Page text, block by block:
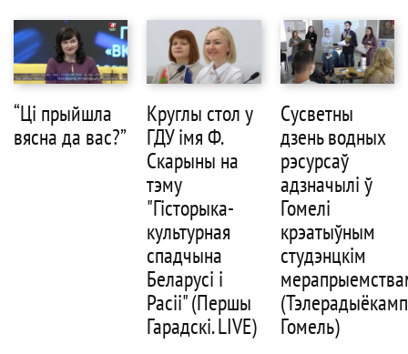
“Цi прыйшла
вясна да вас?”
Круглы стол у
ГДУ імя Ф.
Скарыны на
тэму
"Гісторыка-
культурная
спадчына
Беларусі і
Расіі" (Першы
Гарадскі. LIVE)
Сусветны
дзень водных
рэсурсаў
адзначылі ў
Гомелі
крэатыўным
студэнцкім
Гомель)